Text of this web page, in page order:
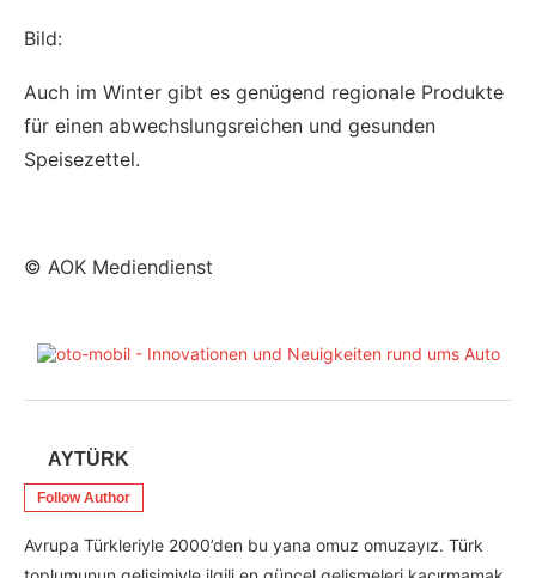
Bild:
Auch im Winter gibt es genügend regionale Produkte
für einen abwechslungsreichen und gesunden
Speisezettel.
© AOK Mediendienst
AYTÜRK
Follow Author
Avrupa Türkleriyle 2000’den bu yana omuz omuzayız. Türk